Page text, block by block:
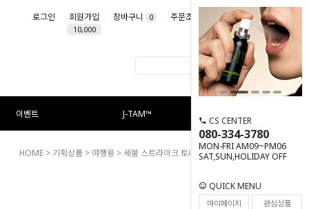
로그인 회원가입
10,000
장바구니 0 주문조회 마이페이지
이벤트 J-TAM™
CS CENTER
080-334-3780
MON-FRI AM09~PM06
SAT,SUN,HOLIDAY OFF
QUICK MENU
마이페이지
관심상품
HOME > 기획상품 > 여행용 > 세붐 스트라이크 토너 여행용 미니 30ml
18